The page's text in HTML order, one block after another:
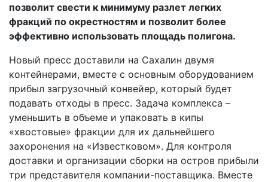
позволит свести к минимуму разлет легких
фракций по окрестностям и позволит более
эффективно использовать площадь полигона.
Новый пресс доставили на Сахалин двумя
контейнерами, вместе с основным оборудованием
прибыл загрузочный конвейер, который будет
подавать отходы в пресс. Задача комплекса –
уменьшить в объеме и упаковать в кипы
«хвостовые» фракции для их дальнейшего
захоронения на «Известковом». Для контроля
доставки и организации сборки на остров прибыли
три представителя компании-поставщика. Вместе